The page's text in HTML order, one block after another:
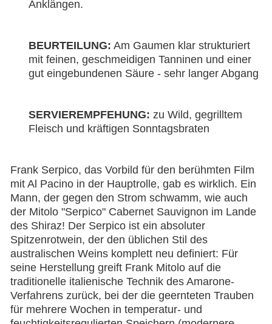
Anklängen.
BEURTEILUNG: Am Gaumen klar strukturiert
mit feinen, geschmeidigen Tanninen und einer
gut eingebundenen Säure - sehr langer Abgang
SERVIEREMPFEHUNG: zu Wild, gegrilltem
Fleisch und kräftigen Sonntagsbraten
Frank Serpico, das Vorbild für den berühmten Film
mit Al Pacino in der Hauptrolle, gab es wirklich. Ein
Mann, der gegen den Strom schwamm, wie auch
der Mitolo "Serpico" Cabernet Sauvignon im Lande
des Shiraz! Der Serpico ist ein absoluter
Spitzenrotwein, der den üblichen Stil des
australischen Weins komplett neu definiert: Für
seine Herstellung greift Frank Mitolo auf die
traditionelle italienische Technik des Amarone-
Verfahrens zurück, bei der die geernteten Trauben
für mehrere Wochen in temperatur- und